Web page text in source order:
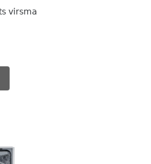
virsma